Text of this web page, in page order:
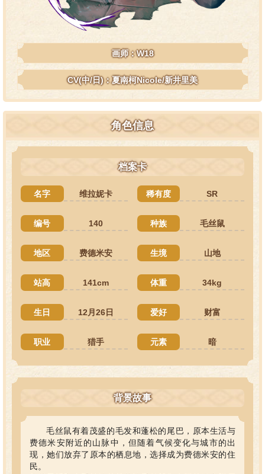
画师：W18
CV(中/日)：夏南柯Nicole/新井里美
角色信息
档案卡
名字 维拉妮卡 稀有度 SR
编号 140 种族 毛丝鼠
地区 费德米安 生境 山地
站高 141cm 体重 34kg
生日 12月26日 爱好 财富
职业 猎手 元素 暗
背景故事
毛丝鼠有着茂盛的毛发和蓬松的尾巴，原本生活与
费德米安附近的山脉中，但随着气候变化与城市的出
现，她们放弃了原本的栖息地，选择成为费德米安的住
民。